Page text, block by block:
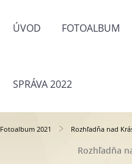
ÚVOD FOTOALBUM
SPRÁVA 2022
Fotoalbum 2021 Rozhľadňa nad
Rozhľadňa